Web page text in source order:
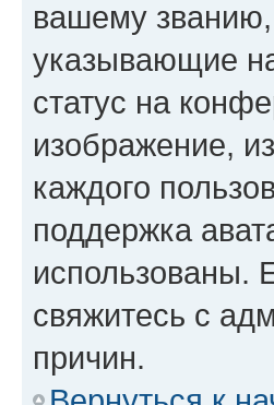
вашему званию,
указывающие
статус на
изображение,
каждого
поддержка
использованы.
свяжитесь с
причин.